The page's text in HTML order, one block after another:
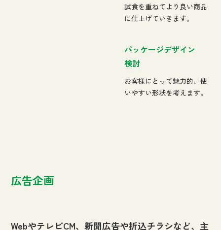
試食を重ねてより良い商品
に仕上げていきます。
パッケージデザイン
検討
お客様にとって魅力的、使
いやすい形状を考えます。
広告企画
WebやテレビCM、新聞広告や折込チラシなど、主